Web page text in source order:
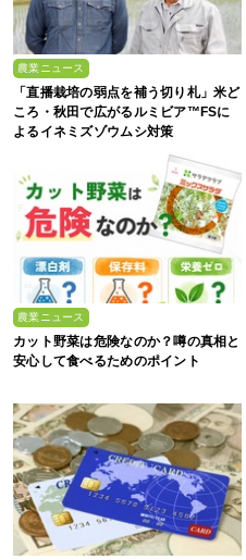
農業ニュース
「直播栽培の弱点を補う切り札」米ど
ころ・秋田で広がるルミビア™FSに
よるイネミズゾウムシ対策
農業ニュース
カット野菜は危険なのか？噂の真相と
安心して食べるためのポイント